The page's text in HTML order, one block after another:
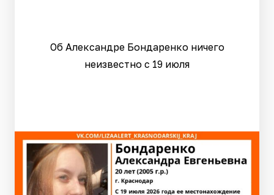
Об Александре Бондаренко ничего
неизвестно с 19 июля